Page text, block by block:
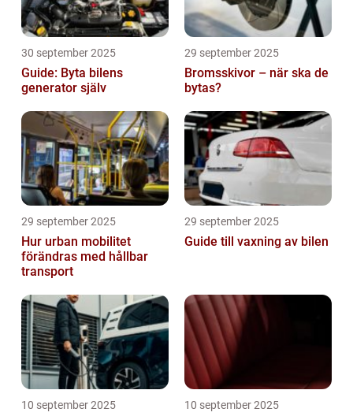
30 september 2025
Guide: Byta bilens
generator själv
29 september 2025
Bromsskivor – när ska de
bytas?
29 september 2025
Hur urban mobilitet
förändras med hållbar
transport
29 september 2025
Guide till vaxning av bilen
10 september 2025 10 september 2025